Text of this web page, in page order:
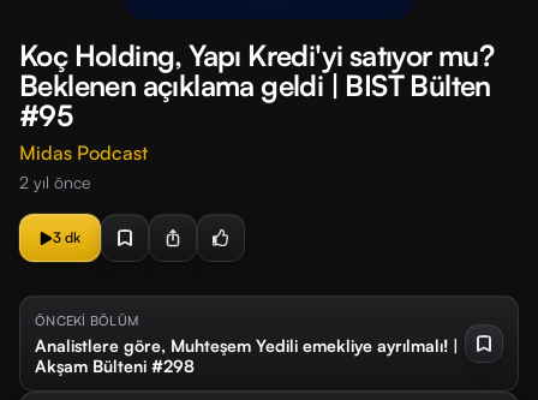
Koç Holding, Yapı Kredi'yi satıyor mu?
Beklenen açıklama geldi | BIST Bülten
#95
Midas Podcast
2 yıl önce
3 dk
ÖNCEKİ BÖLÜM
Analistlere göre, Muhteşem Yedili emekliye ayrılmalı! |
Akşam Bülteni #298